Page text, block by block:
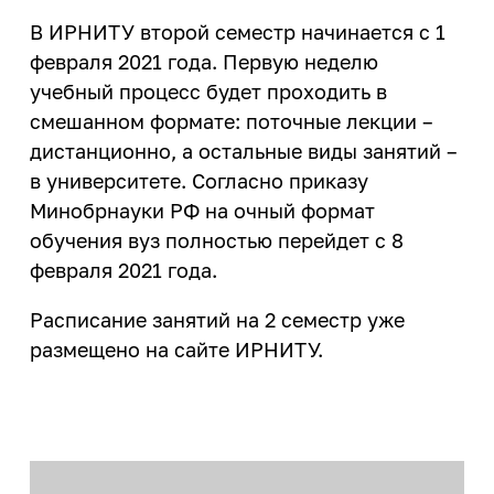
деятельности
Закупки
Издательство
Информатизация
Кадровая политика
Кампус
Образовательная деятельность
Правовое обеспечение
Пресс-служба
Целевое обучение
Архив
Общественная жизнь
Профком студентов
Старостат ИРНИТУ
Студенческие объединения
еще...
Спорт
Базы отдыха
Спортивные сооружения
Карьера и
Менделеевские классы
еще...
Летние профильные школы
Летняя художественная школа
Политика обеспечения
гендерного равенства
Профком работников ИРНИТУ
Расписание занятий
Система дистанционного
обучения ИЗВО
Центр образовательных
программ магистратуры и
аспирантуры
Личный кабинет преподавателя
Служба охраны труда
В ИРНИТУ второй семестр начинается с 1
февраля 2021 года. Первую неделю
учебный процесс будет проходить в
смешанном формате: поточные лекции –
дистанционно, а остальные виды занятий –
в университете. Согласно приказу
Минобрнауки РФ на очный формат
обучения вуз полностью перейдет с 8
февраля 2021 года.
Расписание занятий на 2 семестр уже
размещено на сайте ИРНИТУ.